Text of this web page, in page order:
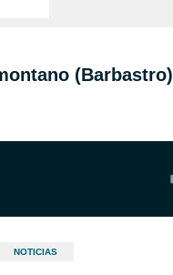
(Barbastro)
NOTICIAS